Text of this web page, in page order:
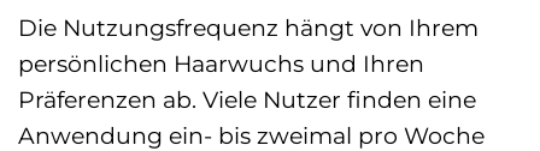
Die Nutzungsfrequenz hängt von Ihrem
persönlichen Haarwuchs und Ihren
Präferenzen ab. Viele Nutzer finden eine
Anwendung ein- bis zweimal pro Woche